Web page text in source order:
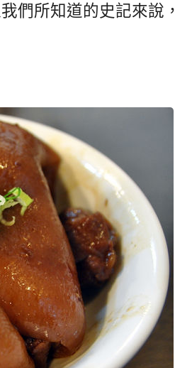
們所知道的史記來說